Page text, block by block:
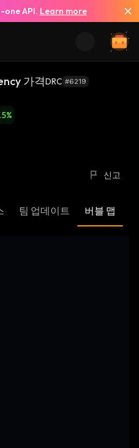
one API. Learn more
가격DRC #6219
%
신고
팀 업데이트 버블 맵